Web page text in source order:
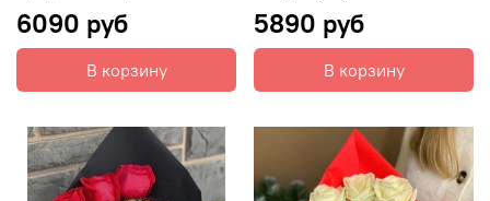
6090 руб
В корзину
5890 руб
В корзину